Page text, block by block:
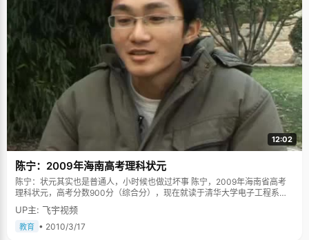
12:02
陈宁：2009年海南高考理科状元
陈宁：状元其实也是普通人，小时候也做过坏事 陈宁，2009年海南省高考
理科状元，高考分数900分（综合分），现在就读于清华大学电子工程系。
每次看到关于高考状元的文章，总是不乏溢美之辞，不是天赋很好就是勤奋
努力，不否认，能取得好成绩必然有过人的地方，但是一味的褒奖，往往掩
盖了状元们最真最灵性的地方。今天采访的男孩叫陈宁，来自海南，他的真
UP主: 飞宇视频
教育 • 2010/3/17